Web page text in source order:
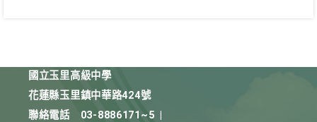
國立玉里高級中學
花蓮縣玉里鎮中華路424號
聯絡電話
03-8886171~5